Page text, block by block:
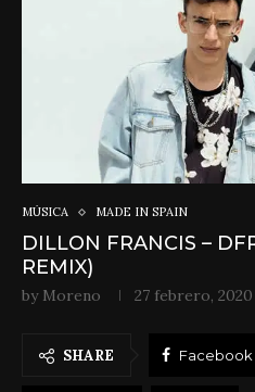
MÚSICA MADE IN SPAIN
DILLON FRANCIS –
REMIX)
by Moreno 27 febrero, 2020
SHARE Facebook